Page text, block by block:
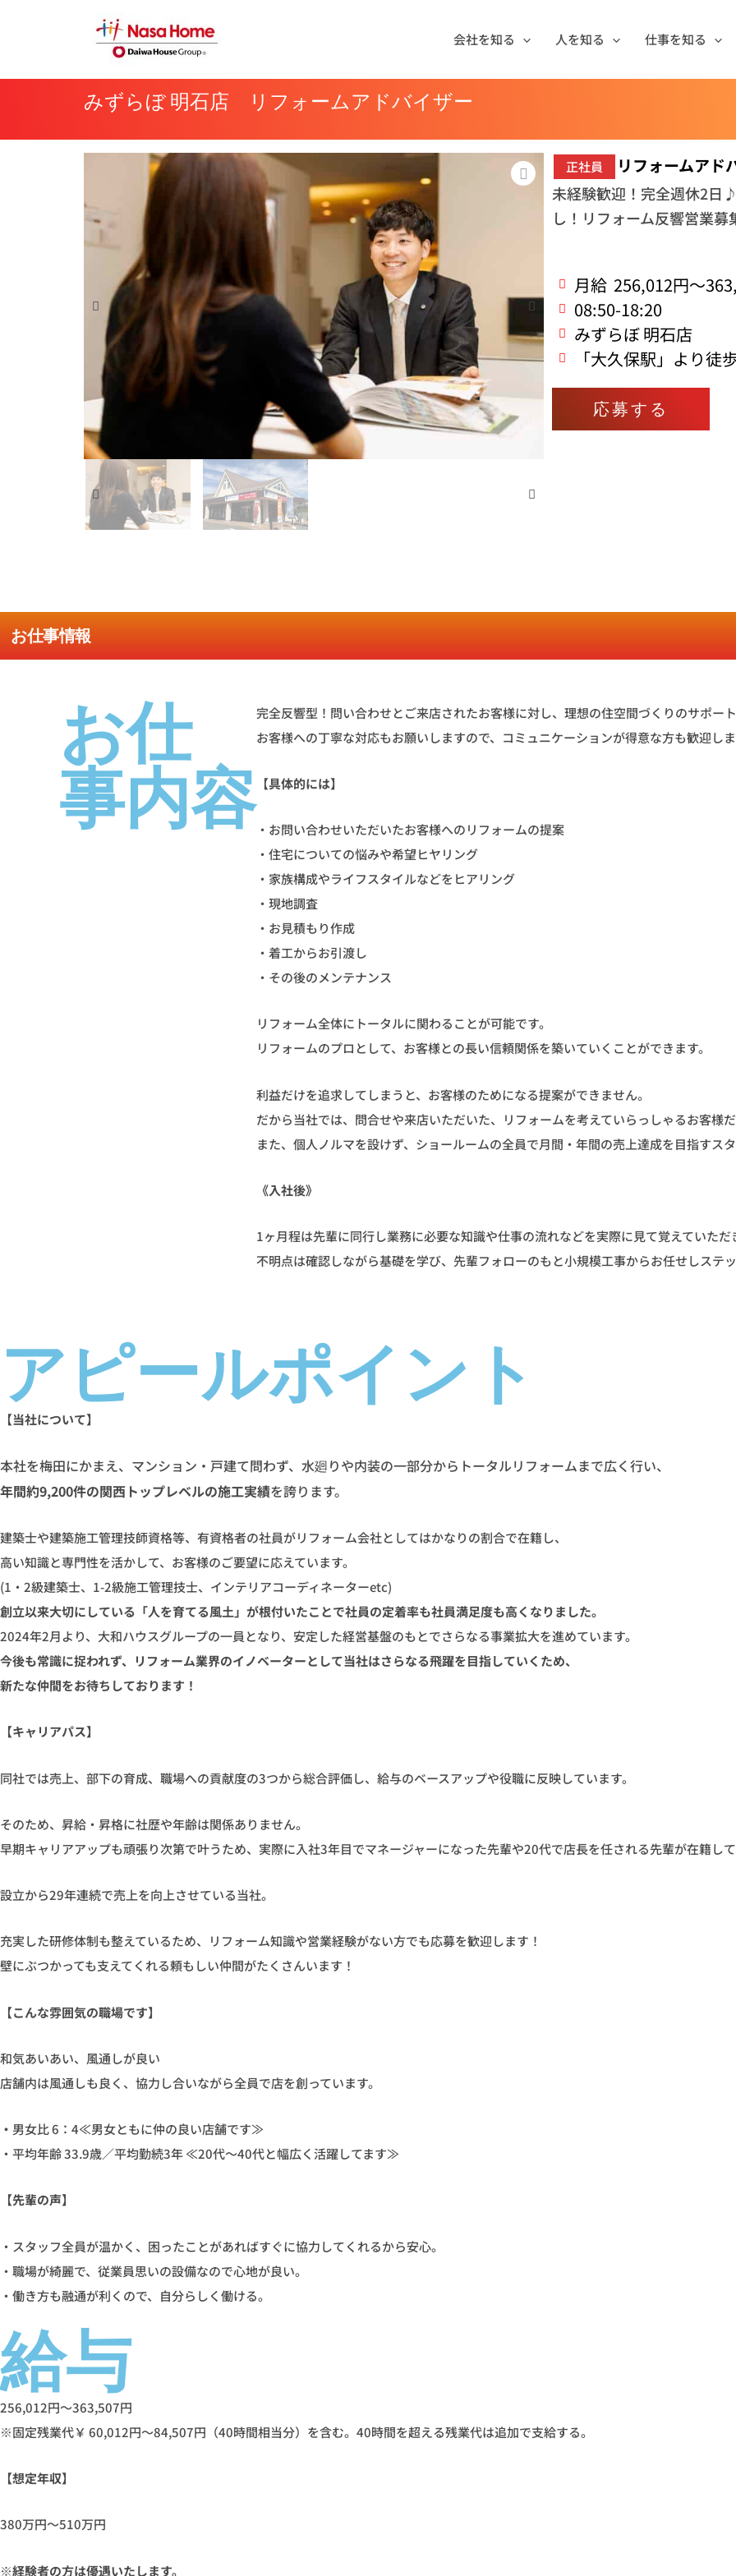
会社を知る 人を知る 仕事を知る
みずらぼ 明石店 リフォームアドバイザー
正社員 リフォームアド
未経験歓迎！完全週休2日
し！リフォーム反響営業募
月給 256,012円～
08:50-18:20
みずらぼ 明石店
「大久保駅」より徒
応募する
お仕事情報
お仕
事内容
完全反響型！問い合わせとご来店されたお客様に対し、理想の住空間づくりのサポー
お客様への丁寧な対応もお願いしますので、コミュニケーションが得意な方も歓迎し
【具体的には】
・お問い合わせいただいたお客様へのリフォームの提案
・住宅についての悩みや希望ヒヤリング
・家族構成やライフスタイルなどをヒアリング
・現地調査
・お見積もり作成
・着工からお引渡し
・その後のメンテナンス
リフォーム全体にトータルに関わることが可能です。
リフォームのプロとして、お客様との長い信頼関係を築いていくことができます。
利益だけを追求してしまうと、お客様のためになる提案ができません。
だから当社では、問合せや来店いただいた、リフォームを考えていらっしゃるお客様
また、個人ノルマを設けず、ショールームの全員で月間・年間の売上達成を目指すス
《入社後》
1ヶ月程は先輩に同行し業務に必要な知識や仕事の流れなどを実際に見て覚えていただ
不明点は確認しながら基礎を学び、先輩フォローのもと小規模工事からお任せしステ
アピールポイント
【当社について】
本社を梅田にかまえ、マンション・戸建て問わず、水廻りや内装の一部分からトータルリフォームまで広く行い、
年間約9,200件の関西トップレベルの施工実績を誇ります。
建築士や建築施工管理技師資格等、有資格者の社員がリフォーム会社としてはかなりの割合で在籍し、
高い知識と専門性を活かして、お客様のご要望に応えています。
(1・2級建築士、1-2級施工管理技士、インテリアコーディネーターetc)
創立以来大切にしている「人を育てる風土」が根付いたことで社員の定着率も社員満足度も高くなりました。
2024年2月より、大和ハウスグループの一員となり、安定した経営基盤のもとでさらなる事業拡大を進めています。
今後も常識に捉われず、リフォーム業界のイノベーターとして当社はさらなる飛躍を目指していくため、
新たな仲間をお待ちしております！
【キャリアパス】
同社では売上、部下の育成、職場への貢献度の3つから総合評価し、給与のベースアップや役職に反映しています。
そのため、昇給・昇格に社歴や年齢は関係ありません。
早期キャリアアップも頑張り次第で叶うため、実際に入社3年目でマネージャーになった先輩や20代で店長を任される先輩が在籍し
設立から29年連続で売上を向上させている当社。
充実した研修体制も整えているため、リフォーム知識や営業経験がない方でも応募を歓迎します！
壁にぶつかっても支えてくれる頼もしい仲間がたくさんいます！
【こんな雰囲気の職場です】
和気あいあい、風通しが良い
店舗内は風通しも良く、協力し合いながら全員で店を創っています。
・ 男女比 6：4≪男女ともに仲の良い店舗です≫
・平均年齢 33.9歳／平均勤続3年 ≪20代〜40代と幅広く活躍してます≫
【先輩の声】
・スタッフ全員が温かく、困ったことがあればすぐに協力してくれるから安心。
・職場が綺麗で、従業員思いの設備なので心地が良い。
・働き方も融通が利くので、自分らしく働ける。
給与
256,012円～363,507円
※固定残業代￥ 60,012円～84,507円（40時間相当分）を含む。40時間を超える残業代は追加で支給する。
【想定年収】
380万円～510万円
※経験者の方は優遇いたします。